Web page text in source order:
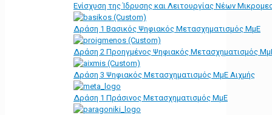
Ενίσχυση της Ίδρυσης και Λειτουργίας Νέων
Δράση 1 Βασικός Ψηφιακός Μετασχηματισμός ΜμΕ
Δράση 2 Προηγμένος Ψηφιακός Μετασχηματισμός
Δράση 3 Ψηφιακός Μετασχηματισμός ΜμΕ Αιχμής
Δράση 1 Πράσινος Μετασχηματισμός ΜμΕ